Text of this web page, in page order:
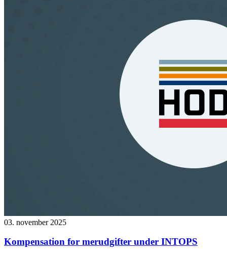
03. november 2025
Kompensation for merudgifter under INTOPS